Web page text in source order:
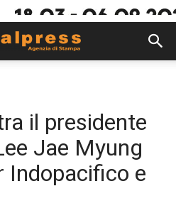
il presidente
Jae Myung
Indopacifico e